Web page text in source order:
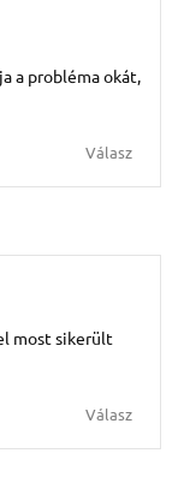
a probléma okát,
Válasz
most sikerült
Válasz